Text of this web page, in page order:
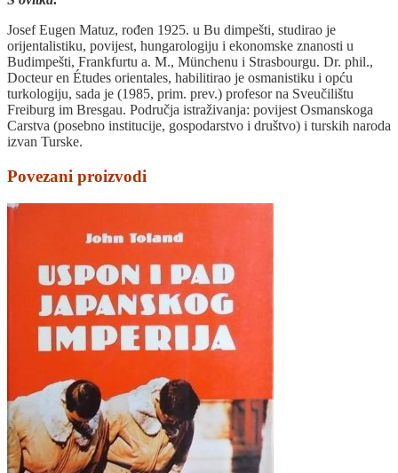
Josef Eugen Matuz, rođen 1925. u Bu dimpešti, studirao je
orijentalistiku, povijest, hungarologiju i ekonomske znanosti u
Budimpešti, Frankfurtu a. M., Münchenu i Strasbourgu. Dr. phil.,
Docteur en Études orientales, habilitirao je osmanistiku i opću
turkologiju, sada je (1985, prim. prev.) profesor na Sveučilištu
Freiburg im Bresgau. Područja istraživanja: povijest Osmanskoga
Carstva (posebno institucije, gospodarstvo i društvo) i turskih naroda
izvan Turske.
Povezani proizvodi